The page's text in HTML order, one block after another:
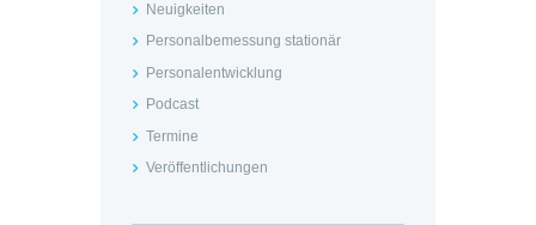
Neuigkeiten
Personalbemessung stationär
Personalentwicklung
Podcast
Termine
Veröffentlichungen